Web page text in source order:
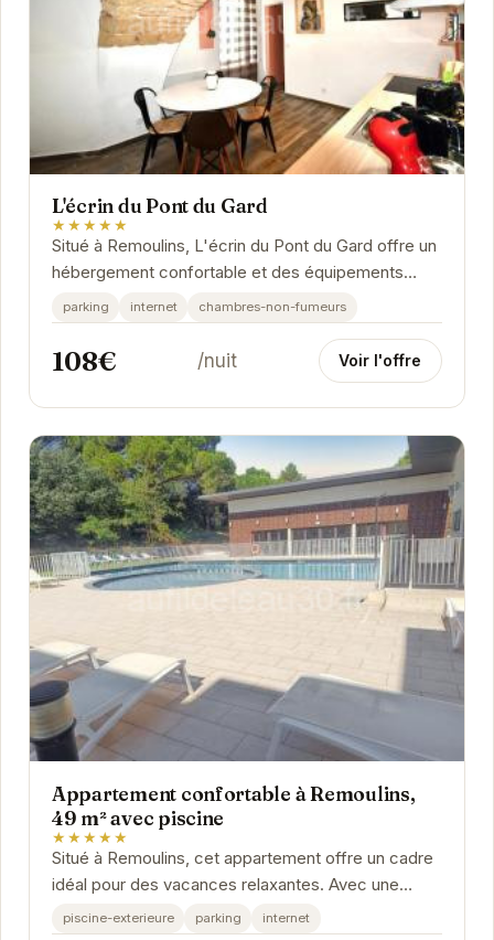
L'écrin du Pont du Gard
★★★★★
Situé à Remoulins, L'écrin du Pont du Gard offre un
hébergement confortable et des équipements
modernes pour un séjour agréable.
parking internet chambres-non-fumeurs
108€ /nuit Voir l'offre
Appartement confortable à Remoulins,
49 m² avec piscine
★★★★★
Situé à Remoulins, cet appartement offre un cadre
idéal pour des vacances relaxantes. Avec une
piscine extérieure, un parking et une connexion...
piscine-exterieure parking internet